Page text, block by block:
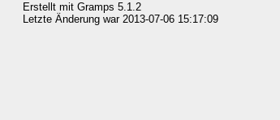
Erstellt mitGramps 5.1.2
Letzte Änderung war 2013-07-06 15:17:09